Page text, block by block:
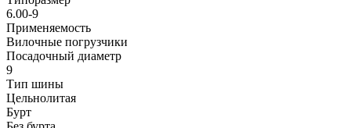
6.00-9
Применяемость
Вилочные погрузчики
Посадочный диаметр
9
Тип шины
Цельнолитая
Бурт